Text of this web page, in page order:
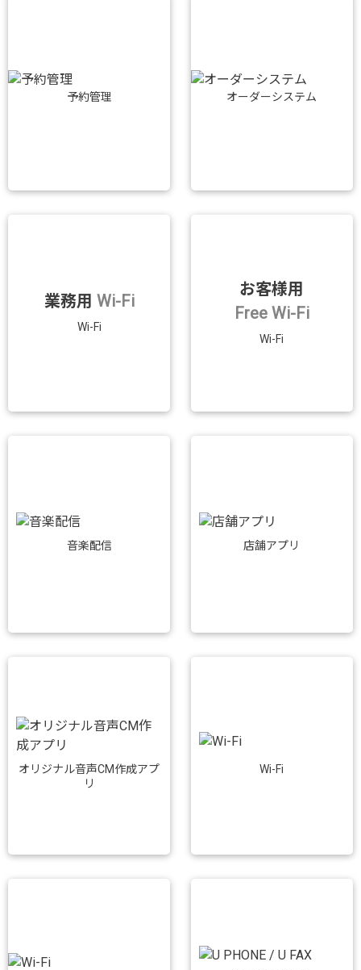
予約管理 オーダーシステム
業務用 Wi-Fi
Wi-Fi
お客様用
Free Wi-Fi
Wi-Fi
音楽配信 店舗アプリ
オリジナル音声CM作成アプ
リ
Wi-Fi